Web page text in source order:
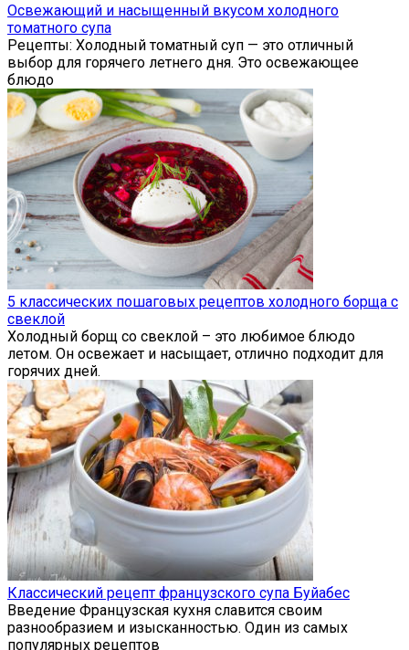
Освежающий и насыщенный вкусом холодного
томатного супа
Рецепты: Холодный томатный суп — это отличный
выбор для горячего летнего дня. Это освежающее
блюдо
5 классических пошаговых рецептов холодного борща с
свеклой
Холодный борщ со свеклой – это любимое блюдо
летом. Он освежает и насыщает, отлично подходит для
горячих дней.
Классический рецепт французского супа Буйабес
Введение Французская кухня славится своим
разнообразием и изысканностью. Один из самых
популярных рецептов